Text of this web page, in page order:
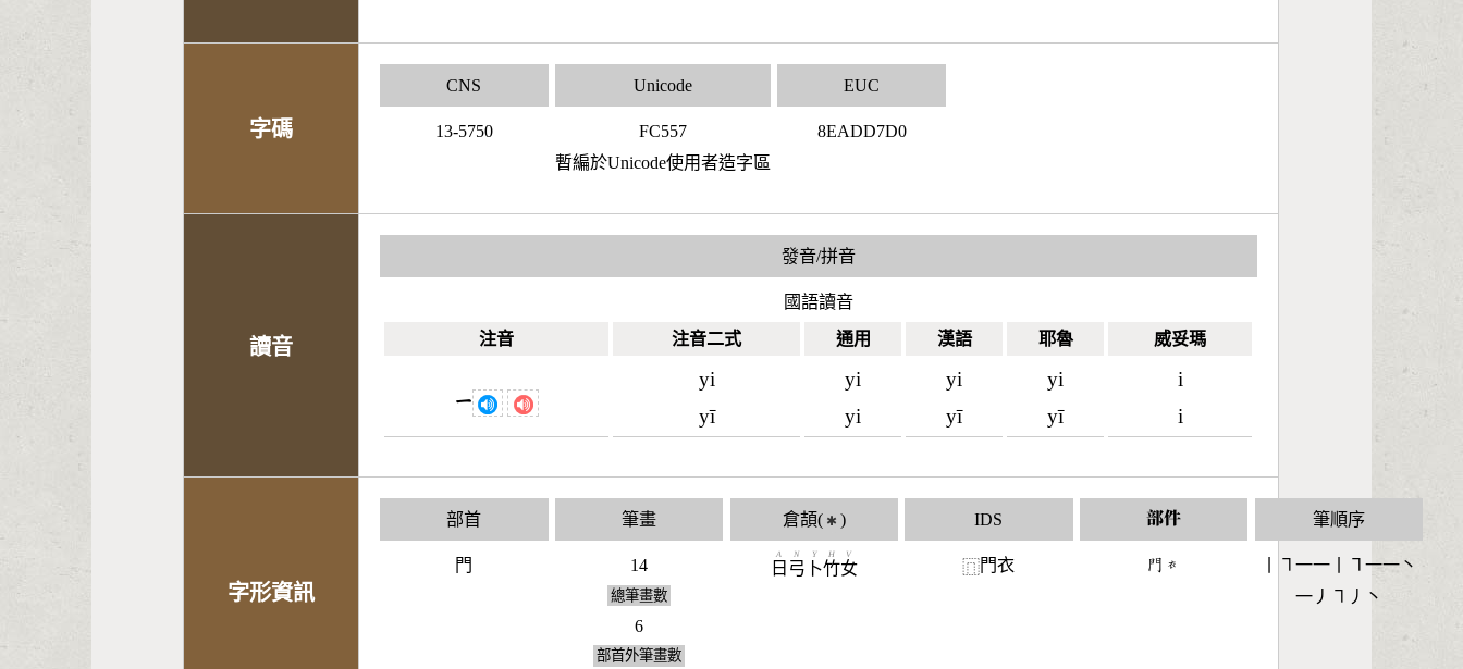
字碼
CNS
13-5750
Unicode
FC557
暫編於Unicode使用者造字區
EUC
8EADD7D0
讀音
發音/拼音
國語讀音
注音
注音二式 通用 漢語 耶魯 威妥瑪
ㄧ
yi
yī
yi
yi
yi
yī
yi
yī
i
i
字形資訊
部首
門
筆畫
14
總筆畫數
6
部首外筆畫數
倉頡( ✱ )
日
A
弓
N
卜
Y
竹
H
女
V
IDS
⿵門衣
部件
󶇌󶆑
筆順序
丨㇕一一丨㇕一一丶
一丿㇕丿丶